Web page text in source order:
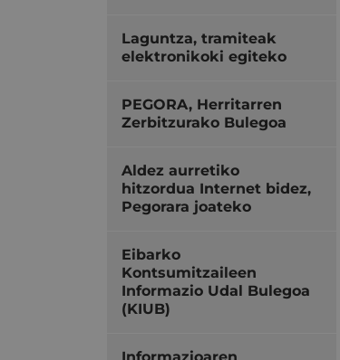
Laguntza, tramiteak
elektronikoki egiteko
PEGORA, Herritarren
Zerbitzurako Bulegoa
Aldez aurretiko
hitzordua Internet bidez,
Pegorara joateko
Eibarko
Kontsumitzaileen
Informazio Udal Bulegoa
(KIUB)